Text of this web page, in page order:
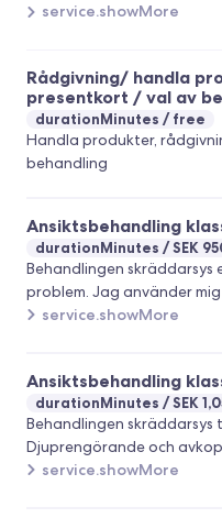
ges en dekolltage och nack
service.showMore
Rådgivning/ handla
presentkort / val av
durationMinutes free
Handla produkter,
behandling
Ansiktsbehandling
durationMinutes SEK
Behandlingen
problem. Jag använder mig av
peeling, AHA- behandling ,
service.showMore
Ansiktsbehandling
durationMinutes SEK
Behandlingen skräddarsys
Djuprengörande och
rengöring, peeling,AHA-
service.showMore